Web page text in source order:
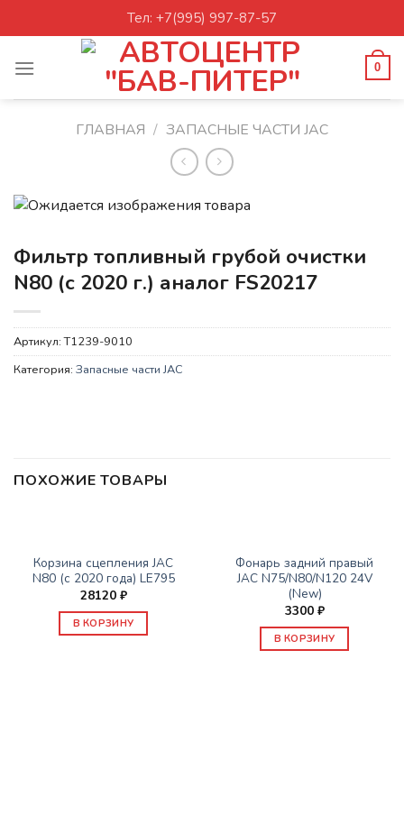
to
Тел: +7(995) 997-87-57
0
ГЛАВНАЯ / ЗАПАСНЫЕ ЧАСТИ JAC
Фильтр топливный грубой очистки
N80 (с 2020 г.) аналог FS20217
Артикул:T1239-9010
Категория: Запасные части JAC
ПОХОЖИЕ ТОВАРЫ
Корзина сцепления JAC
N80 (с 2020 года) LE795
28120 ₽
В КОРЗИНУ
Фонарь задний правый
JAC N75/N80/N120 24V
(New)
3300 ₽
В КОРЗИНУ